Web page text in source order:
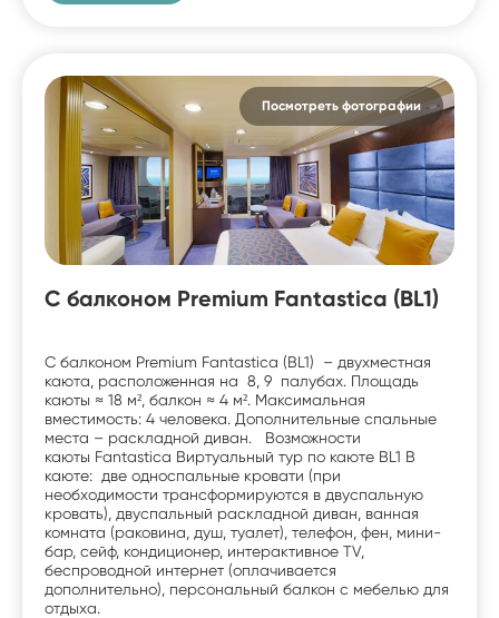
Посмотреть фотографии
С балконом Premium Fantastica (BL1)
С балконом Premium Fantastica (BL1) – двухместная
каюта, расположенная на 8, 9 палубах. Площадь
каюты ≈ 18 м², балкон ≈ 4 м². Максимальная
вместимость: 4 человека. Дополнительные спальные
места – раскладной диван. Возможности
каюты Fantastica Виртуальный тур по каюте BL1 В
каюте: две односпальные кровати (при
необходимости трансформируются в двуспальную
кровать), двуспальный раскладной диван, ванная
комната (раковина, душ, туалет), телефон, фен, мини-
бар, сейф, кондиционер, интерактивное TV,
беспроводной интернет (оплачивается
дополнительно), персональный балкон с мебелью для
отдыха.